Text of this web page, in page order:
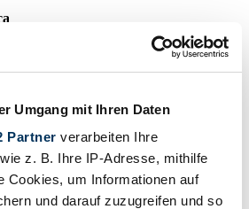
Umgang mit Ihren Daten
Partner verarbeiten Ihre
z. B. Ihre IP-Adresse, mithilfe
Cookies, um Informationen auf
und darauf zuzugreifen und so
viene pubblicato un annuncio che
ricerca.
vendere? Allora crea un annuncio ora.